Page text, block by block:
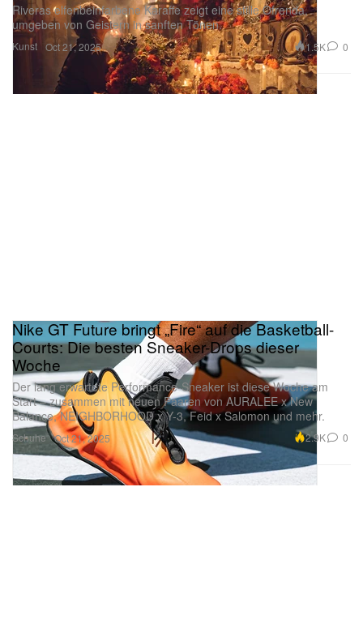
Kunst
Riveras elfenbeinfarbene Karaffe zeigt eine stille Ofrenda,
umgeben von Geistern in sanften Tönen.
Oct 21, 2025 1.5K 0
Schuhe
Nike GT Future bringt „Fire“ auf die Basketball-
Courts: Die besten Sneaker-Drops dieser
Woche
Der lang erwartete Performance-Sneaker ist diese Woche am
Start – zusammen mit neuen Paaren von AURALEE x New
Balance, NEIGHBORHOOD x Y-3, Feid x Salomon und mehr.
Oct 21, 2025 2.9K 0